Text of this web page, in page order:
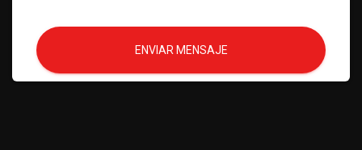
ENVIAR MENSAJE